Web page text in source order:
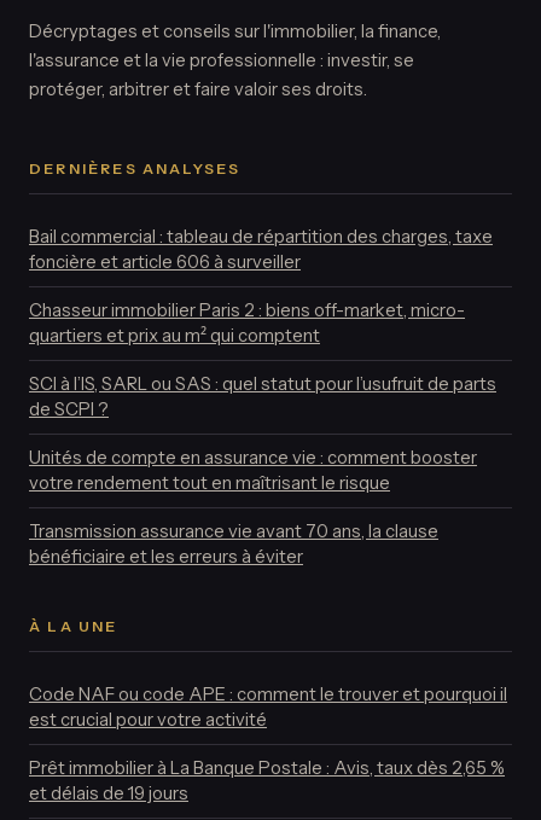
Décryptages et conseils sur l'immobilier, la finance,
l'assurance et la vie professionnelle : investir, se
protéger, arbitrer et faire valoir ses droits.
DERNIÈRES ANALYSES
Bail commercial : tableau de répartition des charges, taxe
foncière et article 606 à surveiller
Chasseur immobilier Paris 2 : biens off-market, micro-
quartiers et prix au m² qui comptent
SCI à l’IS, SARL ou SAS : quel statut pour l’usufruit de parts
de SCPI ?
Unités de compte en assurance vie : comment booster
votre rendement tout en maîtrisant le risque
Transmission assurance vie avant 70 ans, la clause
bénéficiaire et les erreurs à éviter
À LA UNE
Code NAF ou code APE : comment le trouver et pourquoi il
est crucial pour votre activité
Prêt immobilier à La Banque Postale : Avis, taux dès 2,65 %
et délais de 19 jours